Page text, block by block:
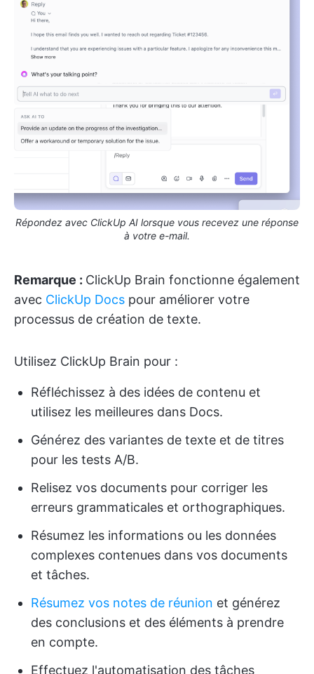
Répondez avec ClickUp AI lorsque vous recevez une réponse
à votre e-mail.
Remarque : ClickUp Brain fonctionne également
avec ClickUp Docs pour améliorer votre
processus de création de texte.
Utilisez ClickUp Brain pour :
Réfléchissez à des idées de contenu et
utilisez les meilleures dans Docs.
Générez des variantes de texte et de titres
pour les tests A/B.
Relisez vos documents pour corriger les
erreurs grammaticales et orthographiques.
Résumez les informations ou les données
complexes contenues dans vos documents
et tâches.
Résumez vos notes de réunion et générez
des conclusions et des éléments à prendre
en compte.
Effectuez l'automatisation des tâches